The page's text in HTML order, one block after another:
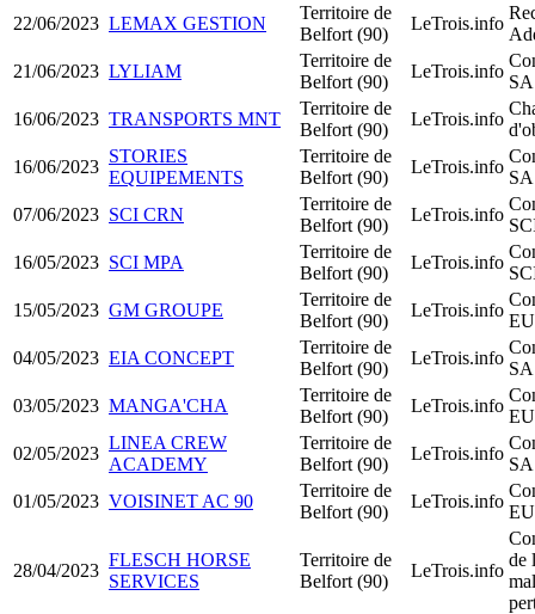
22/06/2023 LEMAX GESTION
Territoire de
Belfort (90)
LeTrois.info
21/06/2023 LYLIAM
Territoire de
Belfort (90)
LeTrois.info
16/06/2023 TRANSPORTS MNT
Territoire de
Belfort (90)
LeTrois.info
16/06/2023
STORIES
EQUIPEMENTS
Territoire de
Belfort (90)
LeTrois.info
07/06/2023 SCI CRN
Territoire de
Belfort (90)
LeTrois.info
16/05/2023 SCI MPA
Territoire de
Belfort (90)
LeTrois.info
15/05/2023 GM GROUPE
Territoire de
Belfort (90)
LeTrois.info
04/05/2023 EIA CONCEPT
Territoire de
Belfort (90)
LeTrois.info
03/05/2023 MANGA'CHA
Territoire de
Belfort (90)
LeTrois.info
02/05/2023
LINEA CREW
ACADEMY
Territoire de
Belfort (90)
LeTrois.info
01/05/2023 VOISINET AC 90
Territoire de
Belfort (90)
LeTrois.info
28/04/2023
FLESCH HORSE
SERVICES
Territoire de
Belfort (90)
LeTrois.info
de